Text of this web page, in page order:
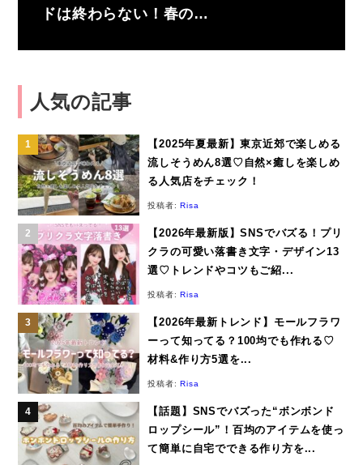
ドは終わらない！春の…
人気の記事
【2025年夏最新】東京近郊で楽しめる
流しそうめん8選♡自然×癒しを楽しめ
る人気店をチェック！
投稿者:Risa
【2026年最新版】SNSでバズる！プリ
クラの可愛い落書き文字・デザイン13
選♡トレンドやコツもご紹...
投稿者:Risa
【2026年最新トレンド】モールフラワ
ーって知ってる？100均でも作れる♡
材料&作り方5選を...
投稿者:Risa
【話題】SNSでバズった“ボンボンド
ロップシール”！百均のアイテムを使っ
て簡単に自宅でできる作り方を...